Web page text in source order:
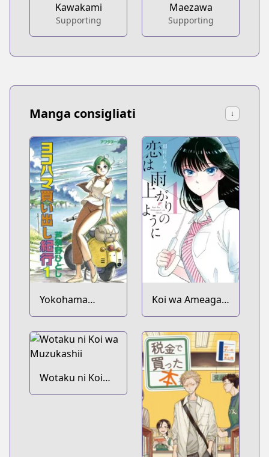
Kawakami
Supporting
Maezawa
Supporting
Manga consigliati ↓
Yokohama
Kaidashi Kikou
Koi wa Ameagari
no You ni
Wotaku ni Koi
wa Muzukashii